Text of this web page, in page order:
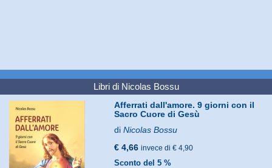
Libri di Nicolas Bossu
Afferrati dall'amore. 9 giorni con il
Sacro Cuore di Gesù
diNicolas Bossu
€ 4,66 invece di € 4,90
Sconto del 5 %